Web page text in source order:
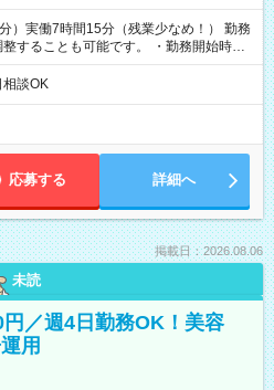
）実働7時間15分（残業少なめ！） 勤務
することも可能です。 ・勤務開始時
務終了時間 16:00～17:15 ・実働
談OK
応募する 詳細へ
掲載日：2026.08.06
未読
／週4日勤務OK！美容
用